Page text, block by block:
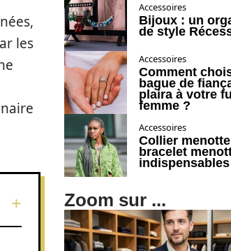
les
Accessoires
Bijoux : un
de style
Accessoires
Comment
bague de
plaira à votre
femme ?
Accessoires
Collier
bracelet
indispensables
Zoom sur ...